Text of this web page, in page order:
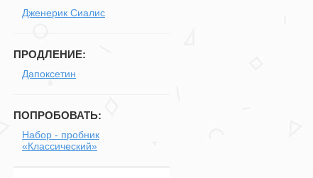
Дженерик Сиалис
ПРОДЛЕНИЕ:
Дапоксетин
ПОПРОБОВАТЬ:
Набор - пробник
«Классический»